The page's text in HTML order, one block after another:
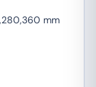
mm